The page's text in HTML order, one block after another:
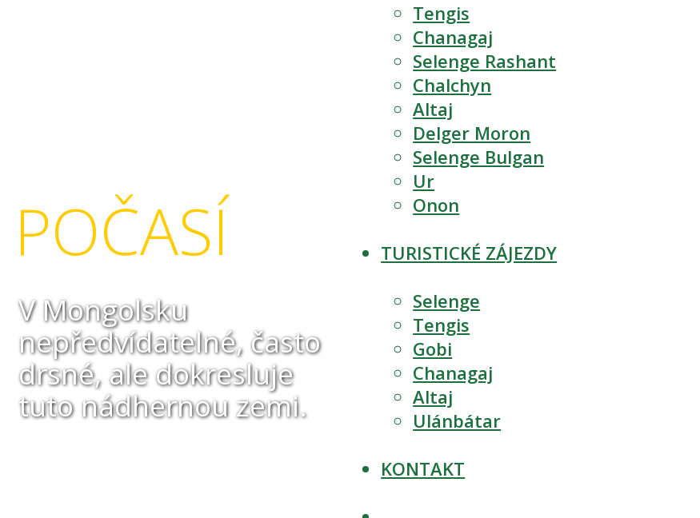
Tengis
Chanagaj
Selenge Rashant
Chalchyn
Altaj
Delger Moron
Selenge Bulgan
Ur
Onon
TURISTICKÉ ZÁJEZDY
Selenge
Tengis
Gobi
Chanagaj
Altaj
Ulánbátar
KONTAKT
POČASÍ
V Mongolsku
nepředvídatelné, často
drsné, ale dokresluje
tuto nádhernou zemi.